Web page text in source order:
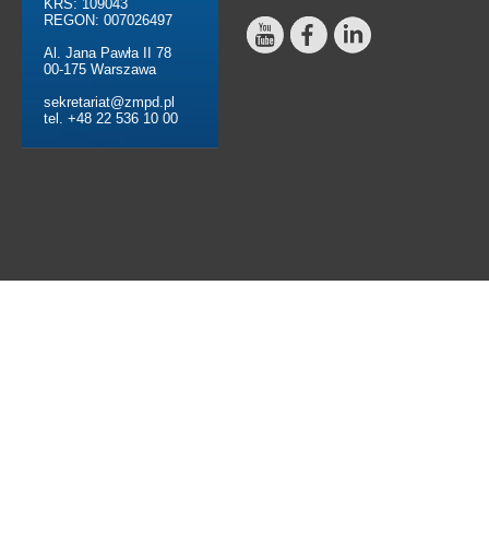
KRS: 109043
REGON: 007026497
Al. Jana Pawła II 78
00-175 Warszawa
sekretariat@zmpd.pl
tel. +48 22 536 10 00